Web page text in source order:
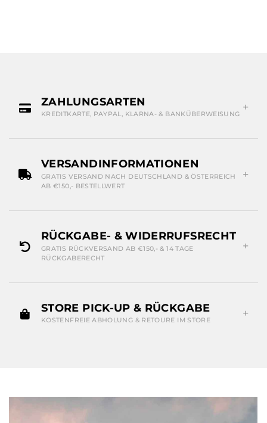
ZAHLUNGSARTEN
KREDITKARTE, PAYPAL, KLARNA- & BANKÜBERWEISUNG
VERSANDINFORMATIONEN
GRATIS VERSAND NACH DEUTSCHLAND & ÖSTERREICH
AB €150,- BESTELLWERT
RÜCKGABE- & WIDERRUFSRECHT
GRATIS RÜCKVERSAND AB €150,- & 14 TAGE
RÜCKGABERECHT
STORE PICK-UP & RÜCKGABE
KOSTENFREIE ABHOLUNG & RETOURE IM STORE